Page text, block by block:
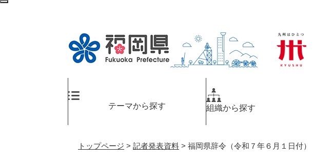
ペ
メ
テーマから探す 組織から探す
トップページ > 記者発表資料 > 福岡県辞令（令和７年６月１日付）